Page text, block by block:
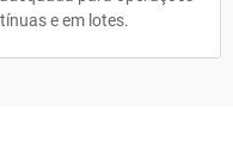
e em lotes.